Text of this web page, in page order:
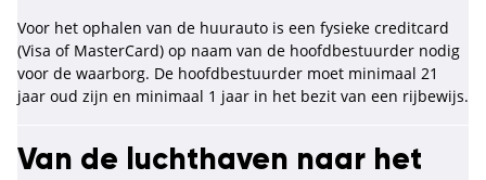
Voor het ophalen van de huurauto is een fysieke creditcard
(Visa of MasterCard) op naam van de hoofdbestuurder nodig
voor de waarborg. De hoofdbestuurder moet minimaal 21
jaar oud zijn en minimaal 1 jaar in het bezit van een rijbewijs.
Van de luchthaven naar het